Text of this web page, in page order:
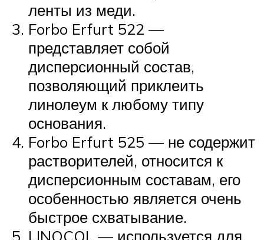
ленты из меди.
Forbo Erfurt 522 —
представляет собой
дисперсионный состав,
позволяющий приклеить
линолеум к любому типу
основания.
Forbo Erfurt 525 — не содержит
растворителей, относится к
дисперсионным составам, его
особенностью является очень
быстрое схватывание.
LINOCOL — используется для